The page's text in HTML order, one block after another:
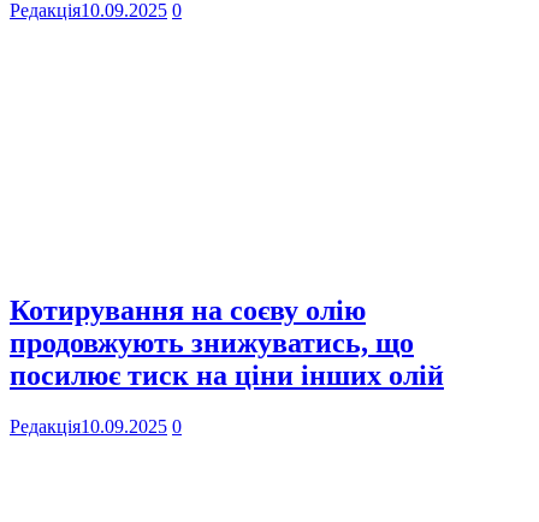
Редакція10.09.2025 0
Котирування на соєву олію
продовжують знижуватись, що
посилює тиск на ціни інших олій
Редакція10.09.2025 0